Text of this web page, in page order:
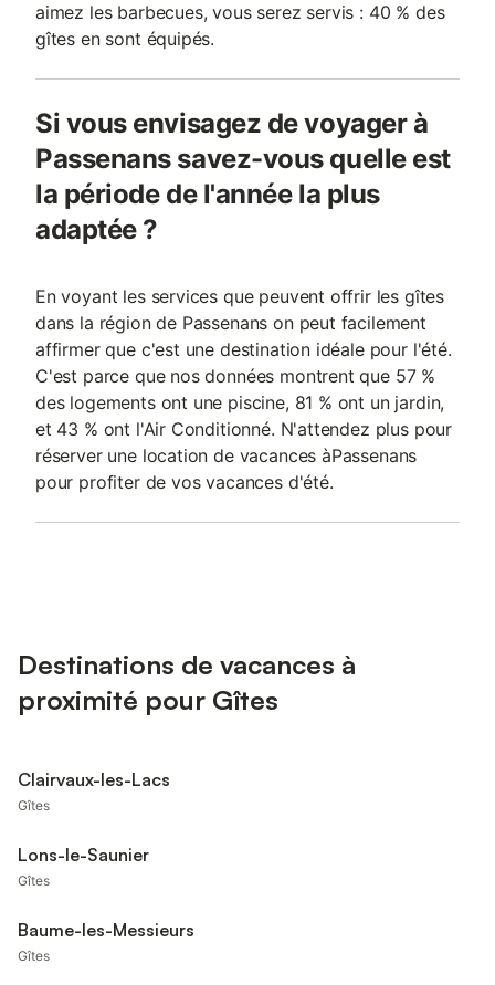
aimez les barbecues, vous serez servis : 40 % des
gîtes en sont équipés.
Si vous envisagez de voyager à
Passenans savez-vous quelle est
la période de l'année la plus
adaptée ?
En voyant les services que peuvent offrir les gîtes
dans la région de Passenans on peut facilement
affirmer que c'est une destination idéale pour l'été.
C'est parce que nos données montrent que 57 %
des logements ont une piscine, 81 % ont un jardin,
et 43 % ont l'Air Conditionné. N'attendez plus pour
réserver une location de vacances àPassenans
pour profiter de vos vacances d'été.
Destinations de vacances à
proximité pour Gîtes
Clairvaux-les-Lacs
Gîtes
Lons-le-Saunier
Gîtes
Baume-les-Messieurs
Gîtes